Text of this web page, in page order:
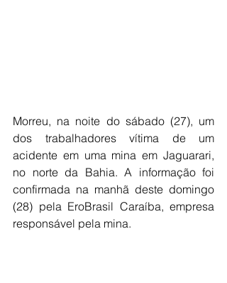
Morreu, na noite do sábado (27), um
dos trabalhadores vítima de um
acidente em uma mina em Jaguarari,
no norte da Bahia. A informação foi
confirmada na manhã deste domingo
(28) pela EroBrasil Caraíba, empresa
responsável pela mina.